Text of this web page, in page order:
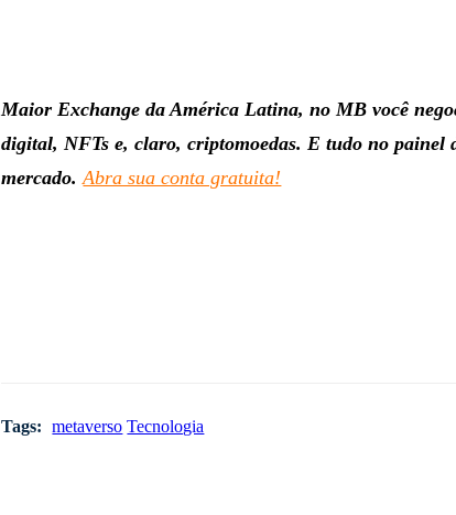
Maior Exchange da América Latina, no MB você
digital, NFTs e, claro, criptomoedas. E tudo no painel
mercado.Abra sua conta gratuita!
Tags: metaverso Tecnologia